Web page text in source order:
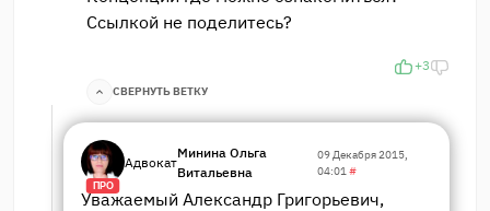
Ссылкой не поделитесь?
+3
СВЕРНУТЬ ВЕТКУ
ПРО
Адвокат
Минина Ольга
Витальевна
09 Декабря 2015,
04:01#
Уважаемый Александр Григорьевич,